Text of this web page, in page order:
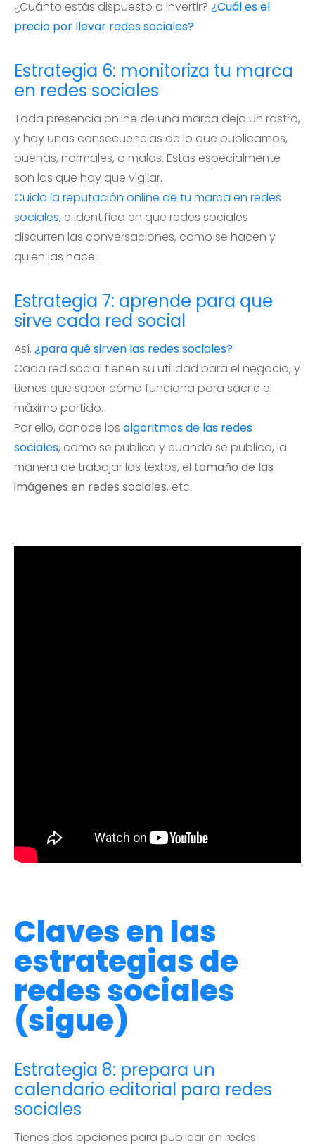
¿Cuánto estás dispuesto a invertir? ¿Cuál es el
precio por llevar redes sociales?
Estrategia 6: monitoriza tu marca
en redes sociales
Toda presencia online de una marca deja un rastro,
y hay unas consecuencias de lo que publicamos,
buenas, normales, o malas. Estas especialmente
son las que hay que vigilar.
Cuida la reputación online de tu marca en redes
sociales, e identifica en que redes sociales
discurren las conversaciones, como se hacen y
quien las hace.
Estrategia 7: aprende para que
sirve cada red social
Así, ¿para qué sirven las redes sociales?
Cada red social tienen su utilidad para el negocio, y
tienes que saber cómo funciona para sacrle el
máximo partido.
Por ello, conoce los algoritmos de las redes
sociales, como se publica y cuando se publica, la
manera de trabajar los textos, el tamaño de las
imágenes en redes sociales, etc.
Claves en las
estrategias de
redes sociales
(sigue)
Estrategia 8: prepara un
calendario editorial para redes
sociales
Tienes dos opciones para publicar en redes